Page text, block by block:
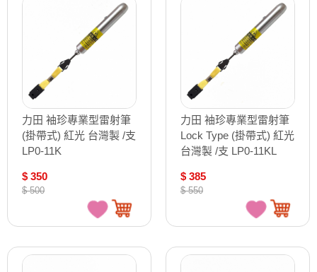
力田 袖珍專業型雷射筆
(掛帶式) 紅光 台灣製 /支
LP0-11K
$ 350
$ 500
力田 袖珍專業型雷射筆
Lock Type (掛帶式) 紅光
台灣製 /支 LP0-11KL
$ 385
$ 550